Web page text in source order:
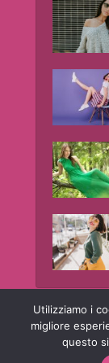
Junglam - Just In
lifestyle. ©
Utilizziamo i
migliore
questo